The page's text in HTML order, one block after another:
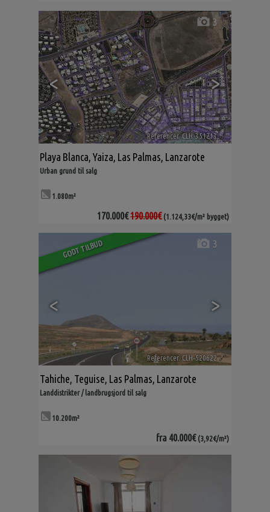
< >
3
Referencer. CLH-351213 🔗
Playa Blanca, Yaiza, Las Palmas, Lanzarote
Urban grund til salg
1.080m²
170.000€190.000€ (1.124,33€/m² bygget)
GODT TILBUD
< >
3
Referencer. CLH-520622 🔗
Tahiche, Teguise, Las Palmas, Lanzarote
Landdistrikter / landbrugsjord til salg
10.200m²
fra 40.000€ (3,92€/m²)